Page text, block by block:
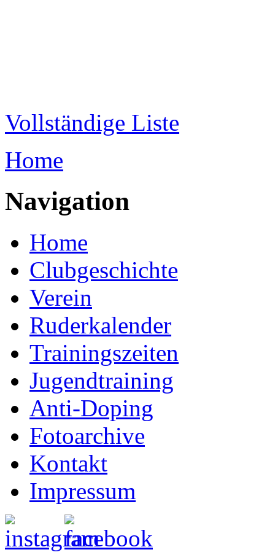
Vollständige Liste
Sie sind hier
Home
Navigation
Home
Clubgeschichte
Verein
Ruderkalender
Trainingszeiten
Jugendtraining
Anti-Doping
Fotoarchive
Kontakt
Impressum